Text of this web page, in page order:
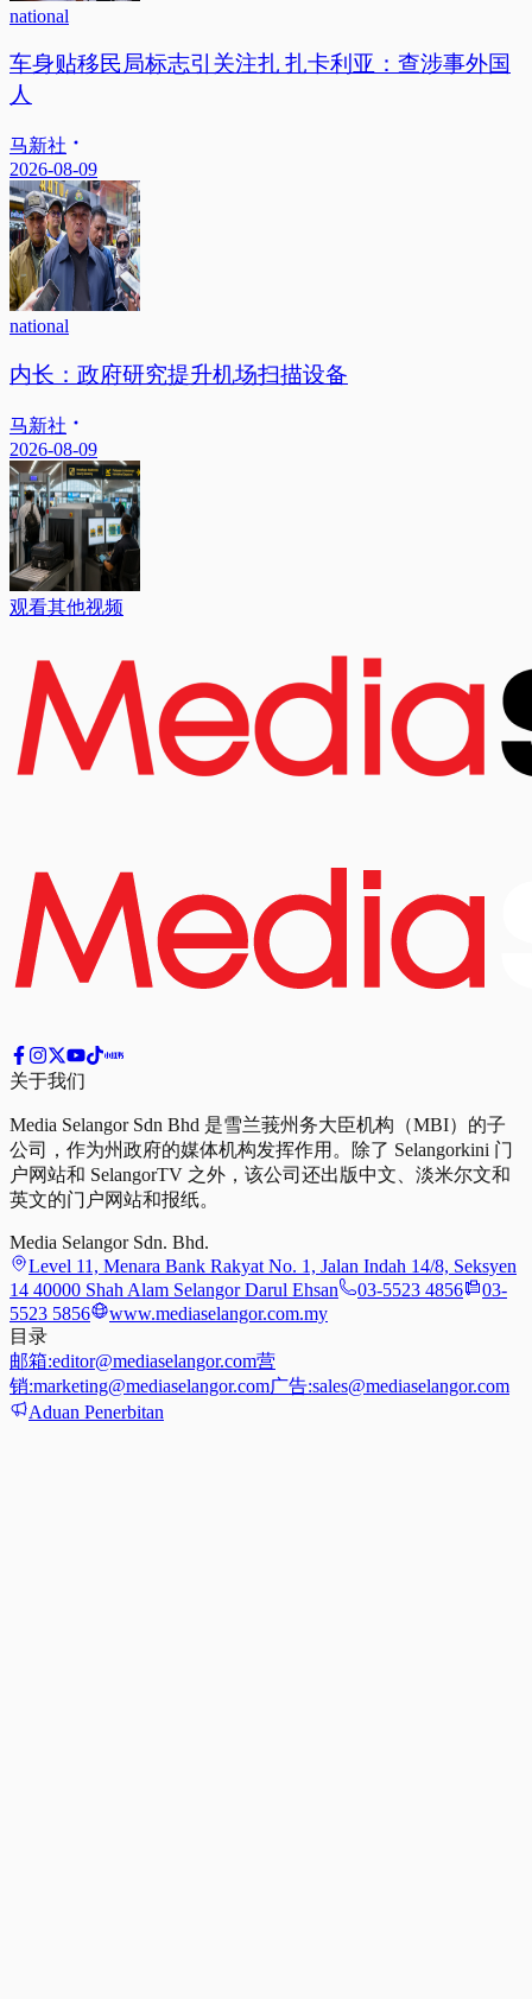
national
车身贴移民局标志引关注扎 扎卡利亚：查涉事外国
人
马新社
2026-08-09
national
内长：政府研究提升机场扫描设备
马新社
2026-08-09
观看其他视频
关于我们
Media Selangor Sdn Bhd 是雪兰莪州务大臣机构（MBI）的子
公司，作为州政府的媒体机构发挥作用。除了 Selangorkini 门
户网站和 SelangorTV 之外，该公司还出版中文、淡米尔文和
英文的门户网站和报纸。
Media Selangor Sdn. Bhd.
Level 11, Menara Bank Rakyat No. 1, Jalan Indah 14/8, Seksyen
14 40000 Shah Alam Selangor Darul Ehsan
03-5523 4856
03-
5523 5856
www.mediaselangor.com.my
目录
邮箱:editor@mediaselangor.com营
销:marketing@mediaselangor.com广告:sales@mediaselangor.com
Aduan Penerbitan